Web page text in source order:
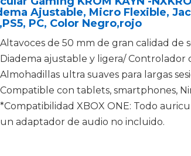
Ajustable, Micro Flexible,
PC, Color Negro,rojo
Altavoces de 50 mm de gran calidad de
Diadema ajustable y ligera/
Almohadillas ultra suaves para largas
Compatible con tablets, smartphones,
*Compatibilidad XBOX ONE: Todo
un adaptador de audio no incluido.